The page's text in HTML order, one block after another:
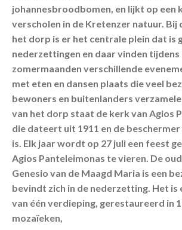
johannesbroodbomen, en lijkt op een
verscholen in de Kretenzer natuur. Bij
het dorp is er het centrale plein dat is
nederzettingen en daar vinden tijdens
zomermaanden verschillende
met eten en dansen plaats die veel
bewoners en buitenlanders
van het dorp staat de kerk van Agios
die dateert uit 1911 en de
is. Elk jaar wordt op 27 juli een feest
Agios Panteleimonas te vieren. De
Genesio van de Maagd Maria is een
bevindt zich in de nederzetting. Het is
van één verdieping, gerestaureerd in
mozaïeken,